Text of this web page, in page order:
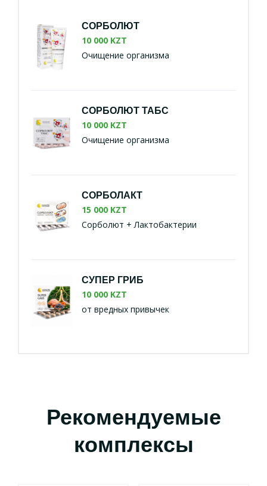
СОРБОЛЮТ
10 000 KZT
Очищение организма
СОРБОЛЮТ ТАБС
10 000 KZT
Очищение организма
СОРБОЛАКТ
15 000 KZT
Сорболют + Лактобактерии
СУПЕР ГРИБ
10 000 KZT
от вредных привычек
Рекомендуемые
комплексы